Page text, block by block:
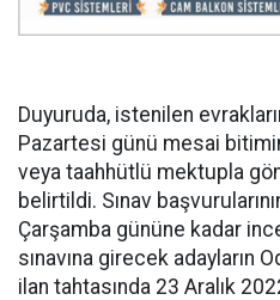
Duyuruda, istenilen
Pazartesi günü mesai
veya taahhütlü mektupla
belirtildi. Sınav
Çarşamba gününe kadar
sınavına girecek adayların
ilan tahtasında 23 Aralık